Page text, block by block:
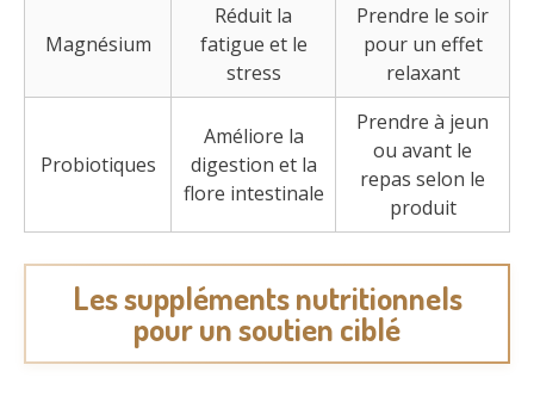
Magnésium
Réduit la
fatigue et le
stress
Prendre le soir
pour un effet
relaxant
Probiotiques
Améliore la
digestion et la
flore intestinale
Prendre à jeun
ou avant le
repas selon le
produit
Les suppléments nutritionnels
pour un soutien ciblé